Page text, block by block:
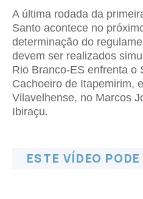
A última rodada da
Santo acontece no
determinação do
devem ser realizados
Rio Branco-ES enfrenta o
Cachoeiro de Itapemirim,
Vilavelhense, no Marcos
Ibiraçu.
ESTE VÍDEO